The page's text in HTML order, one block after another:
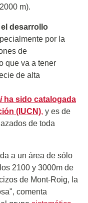
m).
desarrollo
por la
de
que va a tener
de alta
ha sido catalogada
(IUCN), y es de
de toda
a un área de sólo
2100 y 3000m de
de Mont-Roig, la
comenta